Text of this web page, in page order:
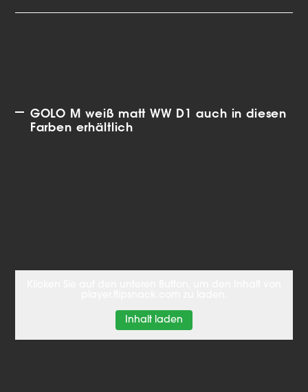
GOLO M weiß matt WW D1 auch in diesen
Farben erhältlich
Inhalt laden